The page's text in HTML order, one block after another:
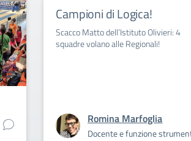
Campioni di Logica!
Scacco Matto dell’Istituto Olivieri: 4
squadre volano alle Regionali!
Romina Marfoglia
Docente e funzione